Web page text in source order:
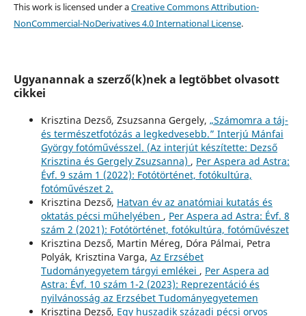
This work is licensed under aCreative Commons Attribution-
NonCommercial-NoDerivatives 4.0 International License.
Ugyanannak a szerző(k)nek a legtöbbet olvasott
cikkei
Krisztina Dezső, Zsuzsanna Gergely, „Számomra a táj-
és természetfotózás a legkedvesebb.” Interjú Mánfai
György fotóművésszel. (Az interjút készítette: Dezső
Krisztina és Gergely Zsuzsanna) , Per Aspera ad Astra:
Évf. 9 szám 1 (2022): Fotótörténet, fotókultúra,
fotóművészet 2.
Krisztina Dezső, Hatvan év az anatómiai kutatás és
oktatás pécsi műhelyében , Per Aspera ad Astra: Évf. 8
szám 2 (2021): Fotótörténet, fotókultúra, fotóművészet
Krisztina Dezső, Martin Méreg, Dóra Pálmai, Petra
Polyák, Krisztina Varga, Az Erzsébet
Tudományegyetem tárgyi emlékei , Per Aspera ad
Astra: Évf. 10 szám 1-2 (2023): Reprezentáció és
nyilvánosság az Erzsébet Tudományegyetemen
Krisztina Dezső, Egy huszadik századi pécsi orvos